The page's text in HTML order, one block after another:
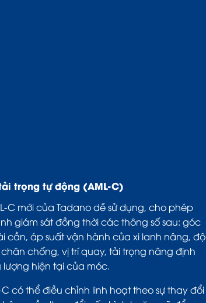
trọng tự động (AML-C)
C mới của Tadano dễ sử dụng, cho phép
giám sát đồng thời các thông số sau: góc
cần, áp suất vận hành của xi lanh nâng, độ
chống, vị trí quay, tải trọng nâng định
hiện tại của móc.
có thể điều chỉnh linh hoạt theo sự thay đổi